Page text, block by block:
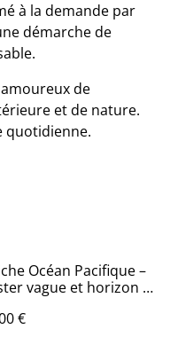
à la demande par
démarche de
de
et de nature.
quotidienne.
Océan Pacifique –
vague et horizon –
€